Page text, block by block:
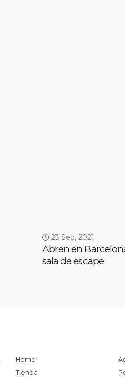
23 Sep, 2021
Abren en
sala de escape
Home
Tienda